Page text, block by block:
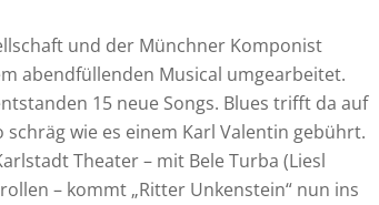
und der Münchner Komponist
abendfüllenden Musical umgearbeitet.
15 neue Songs. Blues trifft da auf
wie es einem Karl Valentin gebührt.
Theater – mit Bele Turba (Liesl
– kommt „Ritter Unkenstein“ nun ins